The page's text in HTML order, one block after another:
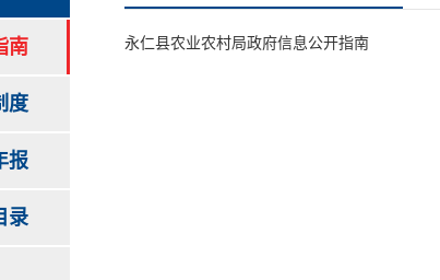
南
度
报
录
永仁县农业农村局政府信息公开指南